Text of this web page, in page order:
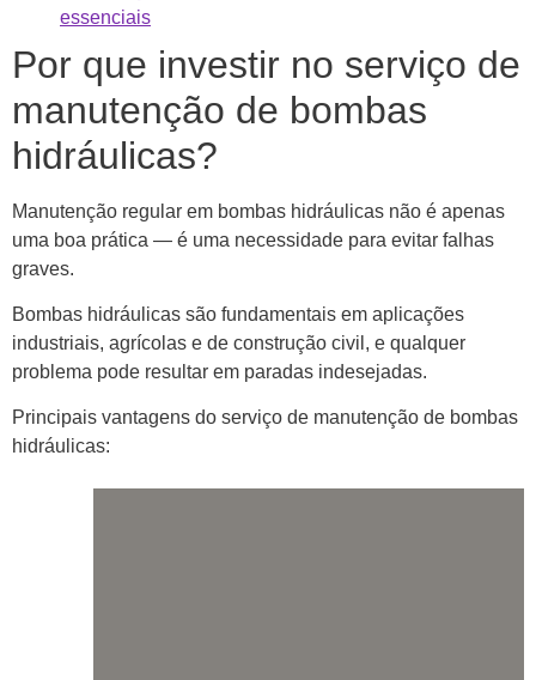
essenciais
Por que investir no serviço de
manutenção de bombas
hidráulicas?
Manutenção regular em bombas hidráulicas não é apenas
uma boa prática — é uma necessidade para evitar falhas
graves.
Bombas hidráulicas são fundamentais em aplicações
industriais, agrícolas e de construção civil, e qualquer
problema pode resultar em paradas indesejadas.
Principais vantagens do serviço de manutenção de bombas
hidráulicas: